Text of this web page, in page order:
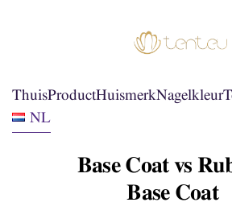
ThuisProductHuismerkNagelkleur
NL
Base Coat vs
Base Coat